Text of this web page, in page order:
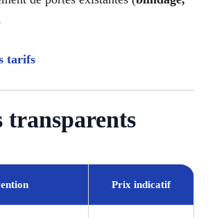
tarifs
transparents
Prix indicatif